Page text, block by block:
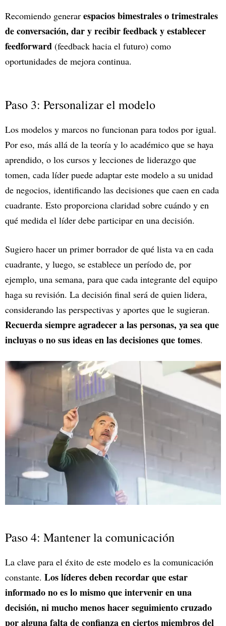
Recomiendo generar espacios bimestrales o trimestrales
de conversación, dar y recibir feedback y establecer
feedforward (feedback hacia el futuro) como
oportunidades de mejora continua.
Paso 3: Personalizar el modelo
Los modelos y marcos no funcionan para todos por igual.
Por eso, más allá de la teoría y lo académico que se haya
aprendido, o los cursos y lecciones de liderazgo que
tomen, cada líder puede adaptar este modelo a su unidad
de negocios, identificando las decisiones que caen en cada
cuadrante. Esto proporciona claridad sobre cuándo y en
qué medida el líder debe participar en una decisión.
Sugiero hacer un primer borrador de qué lista va en cada
cuadrante, y luego, se establece un período de, por
ejemplo, una semana, para que cada integrante del equipo
haga su revisión. La decisión final será de quien lidera,
considerando las perspectivas y aportes que le sugieran.
Recuerda siempre agradecer a las personas, ya sea que
incluyas o no sus ideas en las decisiones que tomes.
Paso 4: Mantener la comunicación
La clave para el éxito de este modelo es la comunicación
constante. Los líderes deben recordar que estar
informado no es lo mismo que intervenir en una
decisión, ni mucho menos hacer seguimiento cruzado
por alguna falta de confianza en ciertos miembros del